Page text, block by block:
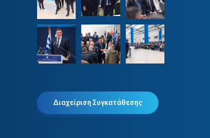
Διαχείριση Συγκατάθεσης